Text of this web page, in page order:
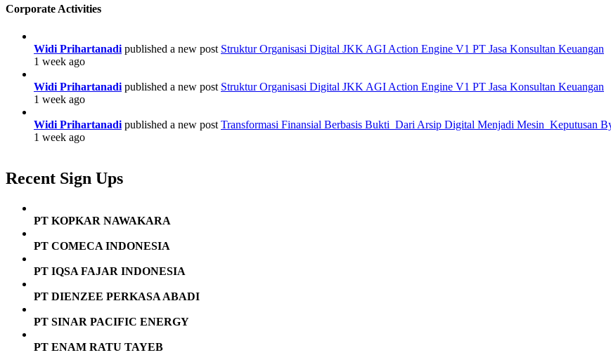
Corporate Activities
Widi Prihartanadi published a new post Struktur Organisasi Digital JKK AGI Action Engine V1 PT Jasa Konsultan Keuangan
1 week ago
Widi Prihartanadi published a new post Struktur Organisasi Digital JKK AGI Action Engine V1 PT Jasa Konsultan Keuangan
1 week ago
Widi Prihartanadi published a new post Transformasi Finansial Berbasis Bukti Dari Arsip Digital Menjadi Mesin Keputusan
1 week ago
Recent Sign Ups
PT KOPKAR NAWAKARA
PT COMECA INDONESIA
PT IQSA FAJAR INDONESIA
PT DIENZEE PERKASA ABADI
PT SINAR PACIFIC ENERGY
PT ENAM RATU TAYEB